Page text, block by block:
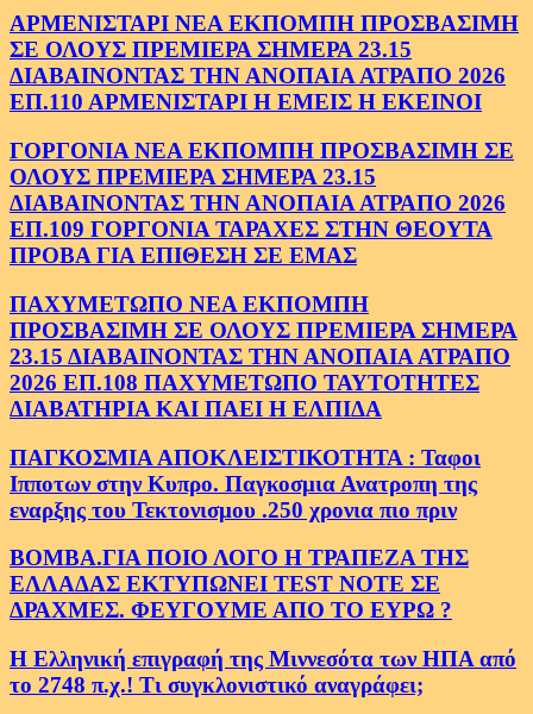
ΑΡΜΕΝΙΣΤΑΡΙ ΝΕΑ ΕΚΠΟΜΠΗ ΠΡΟΣΒΑΣΙΜΗ
ΣΕ ΟΛΟΥΣ ΠΡΕΜΙΕΡΑ ΣΗΜΕΡΑ 23.15
ΔΙΑΒΑΙΝΟΝΤΑΣ ΤΗΝ ΑΝΟΠΑΙΑ ΑΤΡΑΠΟ 2026
ΕΠ.110 ΑΡΜΕΝΙΣΤΑΡΙ Η ΕΜΕΙΣ Η ΕΚΕΙΝΟΙ
ΓΟΡΓΟΝΙΑ ΝΕΑ ΕΚΠΟΜΠΗ ΠΡΟΣΒΑΣΙΜΗ ΣΕ
ΟΛΟΥΣ ΠΡΕΜΙΕΡΑ ΣΗΜΕΡΑ 23.15
ΔΙΑΒΑΙΝΟΝΤΑΣ ΤΗΝ ΑΝΟΠΑΙΑ ΑΤΡΑΠΟ 2026
ΕΠ.109 ΓΟΡΓΟΝΙΑ ΤΑΡΑΧΕΣ ΣΤΗΝ ΘΕΟΥΤΑ
ΠΡΟΒΑ ΓΙΑ ΕΠΙΘΕΣΗ ΣΕ ΕΜΑΣ
ΠΑΧΥΜΕΤΩΠΟ ΝΕΑ ΕΚΠΟΜΠΗ
ΠΡΟΣΒΑΣΙΜΗ ΣΕ ΟΛΟΥΣ ΠΡΕΜΙΕΡΑ ΣΗΜΕΡΑ
23.15 ΔΙΑΒΑΙΝΟΝΤΑΣ ΤΗΝ ΑΝΟΠΑΙΑ ΑΤΡΑΠΟ
2026 ΕΠ.108 ΠΑΧΥΜΕΤΩΠΟ ΤΑΥΤΟΤΗΤΕΣ
ΔΙΑΒΑΤΗΡΙΑ ΚΑΙ ΠΑΕΙ Η ΕΛΠΙΔΑ
ΠΑΓΚΟΣΜΙΑ ΑΠΟΚΛΕΙΣΤΙΚΟΤΗΤΑ : Ταφοι
Ιπποτων στην Κυπρο. Παγκοσμια Ανατροπη της
εναρξης του Τεκτονισμου .250 χρονια πιο πριν
ΒΟΜΒΑ.ΓΙΑ ΠΟΙΟ ΛΟΓΟ Η ΤΡΑΠΕΖΑ ΤΗΣ
ΕΛΛΑΔΑΣ ΕΚΤΥΠΩΝΕΙ TEST NOTE ΣΕ
ΔΡΑΧΜΕΣ. ΦΕΥΓΟΥΜΕ ΑΠΟ ΤΟ ΕΥΡΩ ?
Η Ελληνική επιγραφή της Μιννεσότα των ΗΠΑ από
το 2748 π.χ.! Τι συγκλονιστικό αναγράφει;